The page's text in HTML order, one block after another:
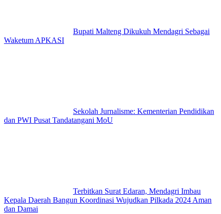
Bupati Malteng Dikukuh Mendagri Sebagai
Waketum APKASI
Sekolah Jurnalisme: Kementerian Pendidikan
dan PWI Pusat Tandatangani MoU
Terbitkan Surat Edaran, Mendagri Imbau
Kepala Daerah Bangun Koordinasi Wujudkan Pilkada 2024 Aman
dan Damai